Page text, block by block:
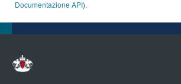
Documentazione API).